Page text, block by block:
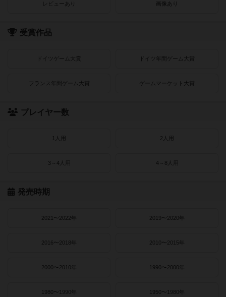
レビューあり 画像あり
受賞作品
ドイツゲーム大賞 ドイツ年間ゲーム大賞
フランス年間ゲーム大賞 ゲームマーケット大賞
プレイヤー数
1人用 2人用
3～4人用 4～8人用
発売時期
2021〜2022年 2019〜2020年
2016〜2018年 2010〜2015年
2000〜2010年 1990〜2000年
1980〜1990年 1950〜1980年